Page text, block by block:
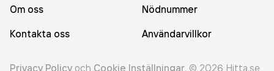
Om oss
Nödnummer
Kontakta oss
Användarvillkor
Privacy Policy och Cookie Inställningar. © 2026 Hitta.se